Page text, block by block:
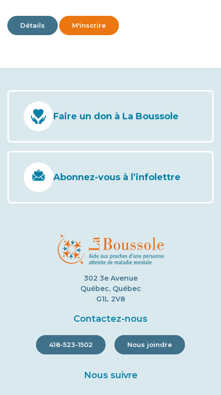
Détails M'inscrire
Faire un don à La Boussole
Abonnez-vous à l’infolettre
302 3e Avenue
Québec, Québec
G1L 2V8
Contactez-nous
418-523-1502 Nous joindre
Nous suivre